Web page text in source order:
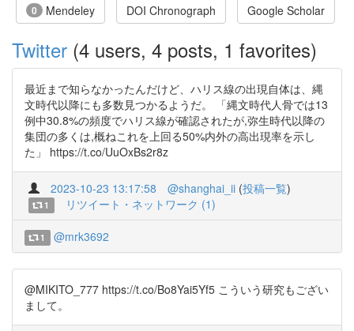
0 Mendeley DOI Chronograph Google Scholar
Twitter (4 users, 4 posts, 1 favorites)
最近まで知らなかったんだけど、ハリス線の出現自体は、縄
文時代以降にも多数見つかるようだ。 「縄文時代人骨では13
例中30.8%の頻度でハリス線が確認されたが,弥生時代以降の
集団の多くは,概ねこれを上回る50%内外の高出現率を示し
た」 https://t.co/UuOxBs2r8z
2023-10-23 13:17:58 @shanghai_ii (投稿一覧)
1 リツイート・ネットワーク (1)
1 @mrk3692
@MIKITO_777 https://t.co/Bo8Yai5Yf5 こういう研究もござい
まして。